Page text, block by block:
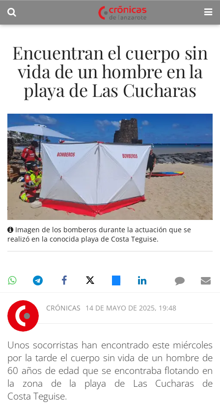
Encuentran el cuerpo sin
vida de un hombre en la
playa de Las Cucharas
Imagen de los bomberos durante la actuación que se
realizó en la conocida playa de Costa Teguise.
CRÓNICAS 14 DE MAYO DE 2025, 19:48
Unos socorristas han encontrado este miércoles
por la tarde el cuerpo sin vida de un hombre de
60 años de edad que se encontraba flotando en
la zona de la playa de Las Cucharas de
Costa Teguise.